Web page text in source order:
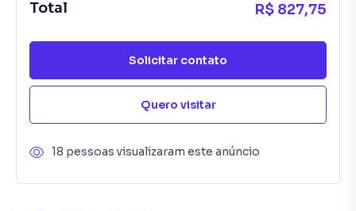
Total R$ 827,75
Solicitar contato
Quero visitar
18 pessoas visualizaram este anúncio